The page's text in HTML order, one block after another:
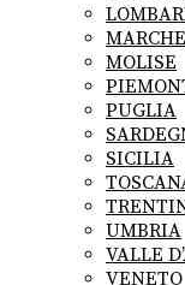
MARCHE
MOLISE
PUGLIA
SICILIA
UMBRIA
VALLE
VENETO